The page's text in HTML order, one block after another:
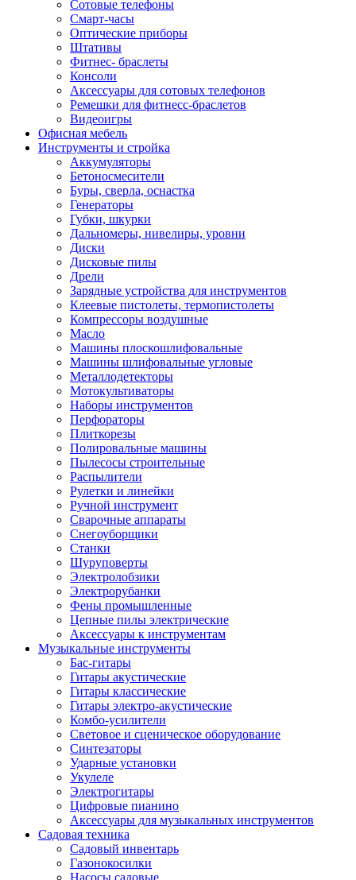
Сотовые телефоны
Смарт-часы
Оптические приборы
Штативы
Фитнес- браслеты
Консоли
Аксессуары для сотовых телефонов
Ремешки для фитнесс-браслетов
Видеоигры
Офисная мебель
Инструменты и стройка
Аккумуляторы
Бетоносмесители
Буры, сверла, оснастка
Генераторы
Губки, шкурки
Дальномеры, нивелиры, уровни
Диски
Дисковые пилы
Дрели
Зарядные устройства для инструментов
Клеевые пистолеты, термопистолеты
Компрессоры воздушные
Масло
Машины плоскошлифовальные
Машины шлифовальные угловые
Металлодетекторы
Мотокультиваторы
Наборы инструментов
Перфораторы
Плиткорезы
Полировальные машины
Пылесосы строительные
Распылители
Рулетки и линейки
Ручной инструмент
Сварочные аппараты
Снегоуборщики
Станки
Шуруповерты
Электролобзики
Электрорубанки
Фены промышленные
Цепные пилы электрические
Аксессуары к инструментам
Музыкальные инструменты
Бас-гитары
Гитары акустические
Гитары классические
Гитары электро-акустические
Комбо-усилители
Световое и сценическое оборудование
Синтезаторы
Ударные установки
Укулеле
Электрогитары
Цифровые пианино
Аксессуары для музыкальных инструментов
Садовая техника
Садовый инвентарь
Газонокосилки